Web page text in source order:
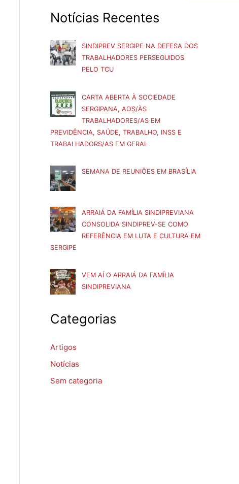
Notícias Recentes
SINDIPREV SERGIPE NA DEFESA DOS
TRABALHADORES PERSEGUIDOS
PELO TCU
CARTA ABERTA À SOCIEDADE
SERGIPANA, AOS/ÀS
TRABALHADORES/AS EM
PREVIDÊNCIA, SAÚDE, TRABALHO, INSS E
TRABALHADORS/AS EM GERAL
SEMANA DE REUNIÕES EM BRASÍLIA
ARRAIÁ DA FAMÍLIA SINDIPREVIANA
CONSOLIDA SINDIPREV-SE COMO
REFERÊNCIA EM LUTA E CULTURA EM
SERGIPE
VEM AÍ O ARRAIÁ DA FAMÍLIA
SINDIPREVIANA
Categorias
Artigos
Notícias
Sem categoria